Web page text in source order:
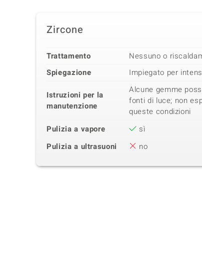
Zircone
Trattamento
Nessuno o
Spiegazione
Impiegato per
Istruzioni per la
manutenzione
Alcune gemme
fonti di luce; non
queste condizioni
Pulizia a vapore
sì
Pulizia a ultrasuoni
no